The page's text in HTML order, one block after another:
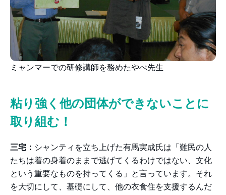
ミャンマーでの研修講師を務めたやべ先生
粘り強く他の団体ができないことに
取り組む！
三宅： シャンティを立ち上げた有馬実成氏は「難民の人
たちは着の身着のままで逃げてくるわけではない、文化
という重要なものを持ってくる」と言っています。それ
を大切にして、基礎にして、他の衣食住を支援するんだ